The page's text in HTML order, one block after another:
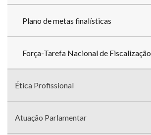
Plano de metas finalísticas
Força-Tarefa Nacional de Fiscalização
Ética Profissional
Atuação Parlamentar